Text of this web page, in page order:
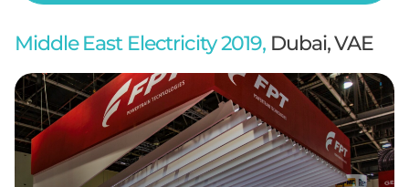
Middle East Electricity 2019, Dubai, VAE